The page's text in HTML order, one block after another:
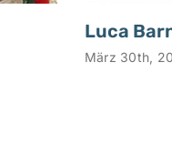
Luca
März 30th,